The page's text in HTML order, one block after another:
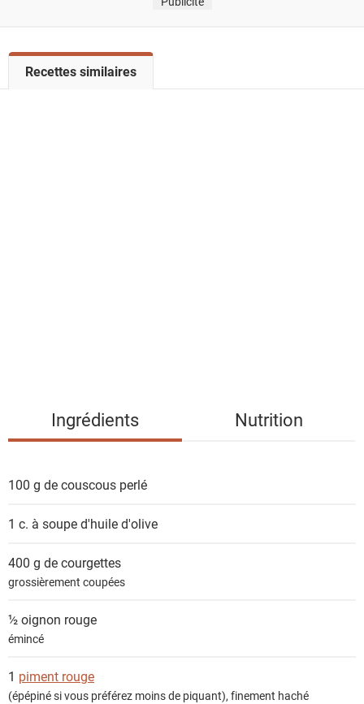
o
t
s
Recettes similaires
Ingrédients Nutrition
100 g decouscous perlé
1 c. à souped'huile d'olive
400 g decourgettes
grossièrement coupées
½oignon rouge
émincé
1 piment rouge
(épépiné si vous préférez moins de piquant), finement haché